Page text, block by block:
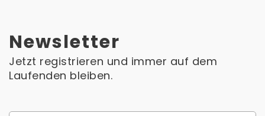
Newsletter
Jetzt registrieren und immer auf dem
Laufenden bleiben.